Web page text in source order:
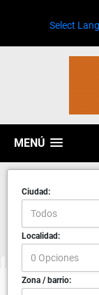
Select
MENÚ
Ciudad:
Todos
Localidad:
0 Opciones
Zona / barrio: